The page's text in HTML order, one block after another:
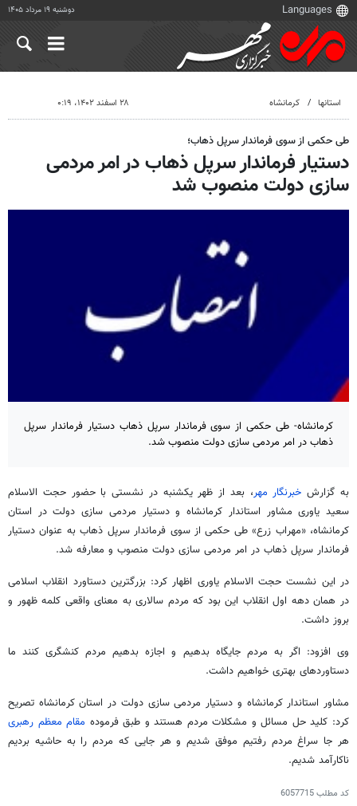
دوشنبه ۱۹ مرداد ۱۴۰۵
استانها کرمانشاه ۲۸ اسفند ۱۴۰۲، ۰:۱۹
طی حکمی از سوی فرماندار سرپل ذهاب؛
دستیار فرماندار سرپل ذهاب در امر مردمی‌
سازی دولت منصوب شد
کرمانشاه- طی حکمی از سوی فرماندار سرپل ذهاب دستیار فرماندار سرپل
ذهاب در امر مردمی‌ سازی دولت منصوب شد.
به گزارش خبرنگار مهر، بعد از ظهر یکشنبه در نشستی با حضور حجت الاسلام
سعید یاوری مشاور استاندار کرمانشاه و دستیار مردمی سازی دولت در استان
کرمانشاه، «مهراب زرع» طی حکمی از سوی فرماندارسرپل ذهاببه عنوان دستیار
فرماندار سرپل ذهاب در امر مردمی سازی دولت منصوب و معارفه شد.
در این نشست حجت الاسلام یاوری اظهار کرد: بزرگترین دستاورد انقلاب اسلامی
در همان دهه اول انقلاب این بود که مردم سالاری به معنای واقعی کلمه ظهور و
بروز داشت.
وی افزود: اگر به مردم جایگاه بدهیم و اجازه بدهیم مردم کنشگری کنند ما
دستاوردهای بهتری خواهیم داشت.
مشاور استاندار کرمانشاه و دستیار مردمی سازی دولت در استان کرمانشاه تصریح
کرد: کلید حل مسائل و مشکلات مردم هستند و طبق فرموده مقام معظم رهبری
هر جا سراغ مردم رفتیم موفق شدیم و هر جایی که مردم را به حاشیه بردیم
ناکارآمد شدیم.
کد مطلب6057715